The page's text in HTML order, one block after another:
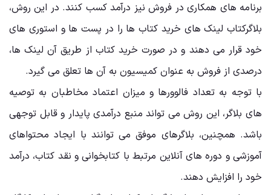
برنامه ‌های همکاری در فروش نیز درآمد کسب کنند. در این روش،
بلاگرکتاب لینک‌ های خرید کتاب ‌ها را در پست‌ ها و استوری‌ های
خود قرار می ‌دهند و در صورت خرید کتاب از طریق آن لینک ‌ها،
درصدی از فروش به عنوان کمیسیون به آن‌ ها تعلق می‌ گیرد.
با توجه به تعداد فالوورها و میزان اعتماد مخاطبان به توصیه‌
های بلاگر، این روش می ‌تواند منبع درآمدی پایدار و قابل توجهی
باشد. همچنین، بلاگرهای موفق می ‌توانند با ایجاد محتواهای
آموزشی و دوره ‌های آنلاین مرتبط با کتابخوانی و نقد کتاب، درآمد
خود را افزایش دهند.